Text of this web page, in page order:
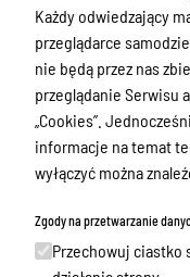
Regulamin organizacyjny
Finanse i Majątek
Zadania wspólne
Biura
Zamówienia publiczne
Każdy odwiedzający
przeglądarce
nie będą przez nas
przeglądanie Serwisu
„Cookies”.
informacje na temat
wyłączyć można
Zgody na przetwarzanie
Przechowuj ciastko